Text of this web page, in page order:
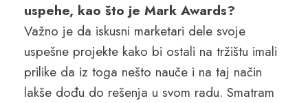
uspehe, kao što je Mark Awards?
Važno je da iskusni marketari dele svoje
uspešne projekte kako bi ostali na tržištu imali
prilike da iz toga nešto nauče i na taj način
lakše dođu do rešenja u svom radu. Smatram